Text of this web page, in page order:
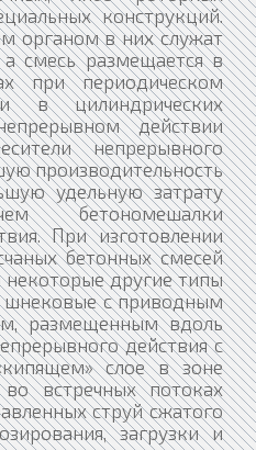
конструкций.
органом в них служат
смесь размещается в
при периодическом
в цилиндрических
действии
непрерывного
производительность
удельную затрату
бетономешалки
При изготовлении
бетонных смесей
некоторые другие типы
шнековые с приводным
размещенным вдоль
действия с
слое в зоне
во встречных потоках
струй сжатого
загрузки и